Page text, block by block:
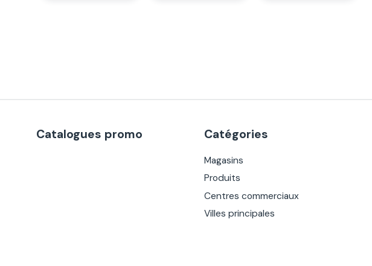
Catalogues promo Catégories
Magasins
Produits
Centres commerciaux
Villes principales